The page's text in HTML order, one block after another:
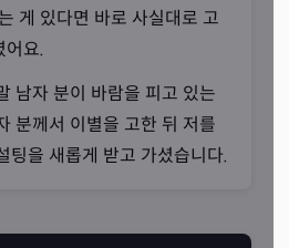
주 상담을 시작한 지 13년이 지
김석환 선생님 아래에서 6년 동안
게 있다면 바로 사실대로 고
어요.
남자 분이 바람을 피고 있는
분께서 이별을 고한 뒤 저를
팅을 새롭게 받고 가셨습니다.